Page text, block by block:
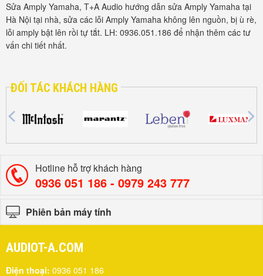
Sửa Amply Yamaha, T+A Audio hướng dẫn sửa Amply Yamaha tại
Hà Nội tại nhà, sửa các lỗi Amply Yamaha không lên nguồn, bị ù rè,
lỗi amply bật lên rồi tự tắt. LH: 0936.051.186 để nhận thêm các tư
vấn chi tiết nhất.
ĐỐI TÁC KHÁCH HÀNG
Hotline hỗ trợ khách hàng
0936 051 186 - ‎0979 243 777
Phiên bản máy tính
AUDIOT-A.COM
Điện thoại: 0936 051 186